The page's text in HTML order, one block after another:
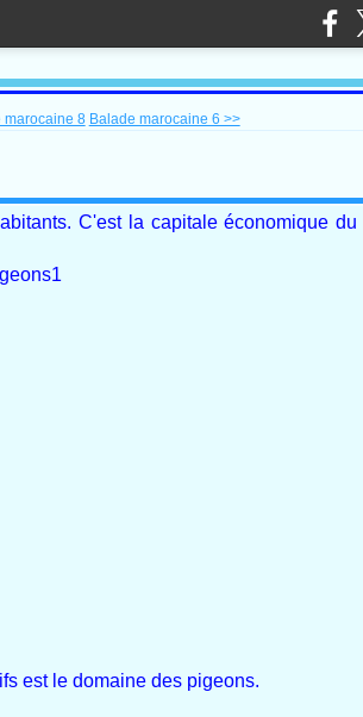
marocaine 8 Balade marocaine 6 >>
C'est la capitale économique
est le domaine des pigeons.